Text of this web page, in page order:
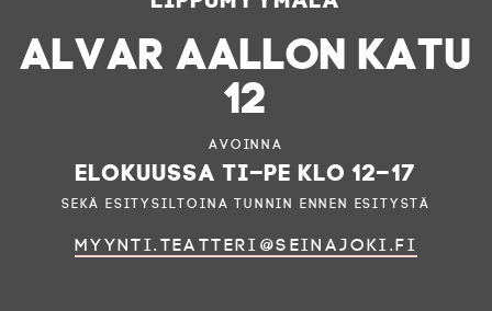
ALVAR AALLON KATU
12
Avoinna
elokuussa ti–pe klo 12–17
sekä esitysiltoina tunnin ennen esitystä
myynti.teatteri@seinajoki.fi